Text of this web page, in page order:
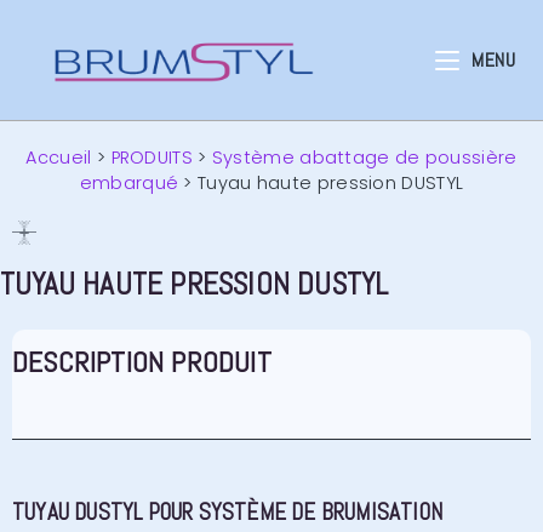
MENU
Accueil > PRODUITS > Système abattage de poussière
embarqué >Tuyau haute pression DUSTYL
TUYAU HAUTE PRESSION DUSTYL
DESCRIPTION PRODUIT
TUYAU DUSTYL POUR SYSTÈME DE BRUMISATION